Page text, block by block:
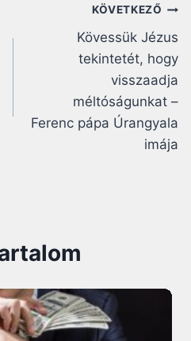
KÖVETKEZŐ
Kövessük Jézus
tekintetét, hogy
visszaadja
méltóságunkat –
Ferenc pápa Úrangyala
imája